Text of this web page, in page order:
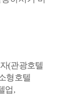
(관광호텔
형호텔
업,